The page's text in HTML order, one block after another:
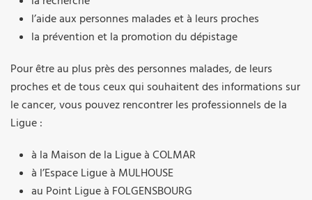
l’aide aux personnes malades et à leurs proches
la prévention et la promotion du dépistage
Pour être au plus près des personnes malades, de leurs
proches et de tous ceux qui souhaitent des informations sur
le cancer, vous pouvez rencontrer les professionnels de la
Ligue :
à la Maison de la Ligue à COLMAR
à l’Espace Ligue à MULHOUSE
au Point Ligue à FOLGENSBOURG